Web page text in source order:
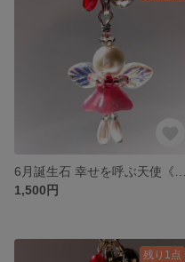
1,500円
残り1点